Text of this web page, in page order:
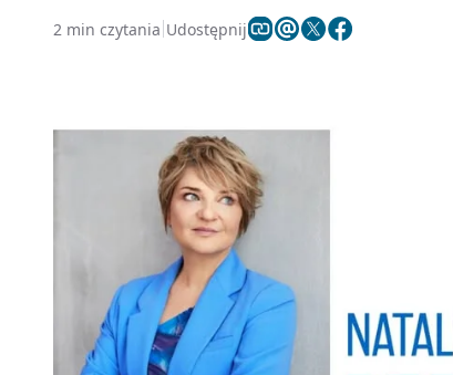
2 min czytania Udostępnij